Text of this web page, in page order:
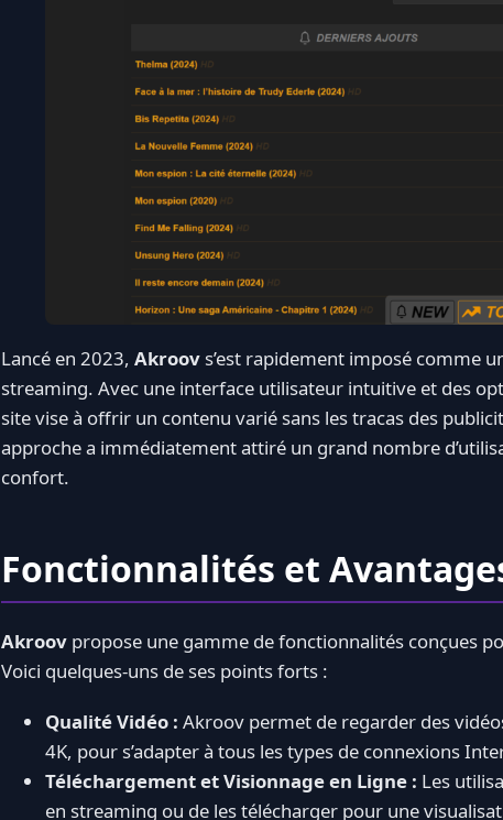
Lancé en 2023, Akroov s’est rapidement imposé comme
streaming. Avec une interface utilisateur intuitive et des
site vise à offrir un contenu varié sans les tracas des
approche a immédiatement attiré un grand nombre
confort.
Fonctionnalités et
Akroov propose une gamme de fonctionnalités conçues
Voici quelques-uns de ses points forts :
Qualité Vidéo : Akroov permet de regarder des
4K, pour s’adapter à tous les types de connexions
Téléchargement et Visionnage en Ligne : Les
en streaming ou de les télécharger pour une